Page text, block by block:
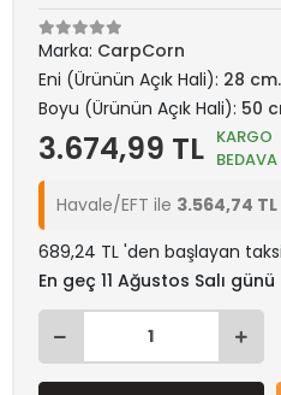
Marka: CarpCorn
Eni (Ürünün Açık Hali): 28 cm.
Boyu (Ürünün Açık Hali): 50
3.674,99 TL KARGO
BEDAVA
Havale/EFT ile 3.564,74 TL
689,24 TL 'den başlayan
En geç 11 Ağustos Salı